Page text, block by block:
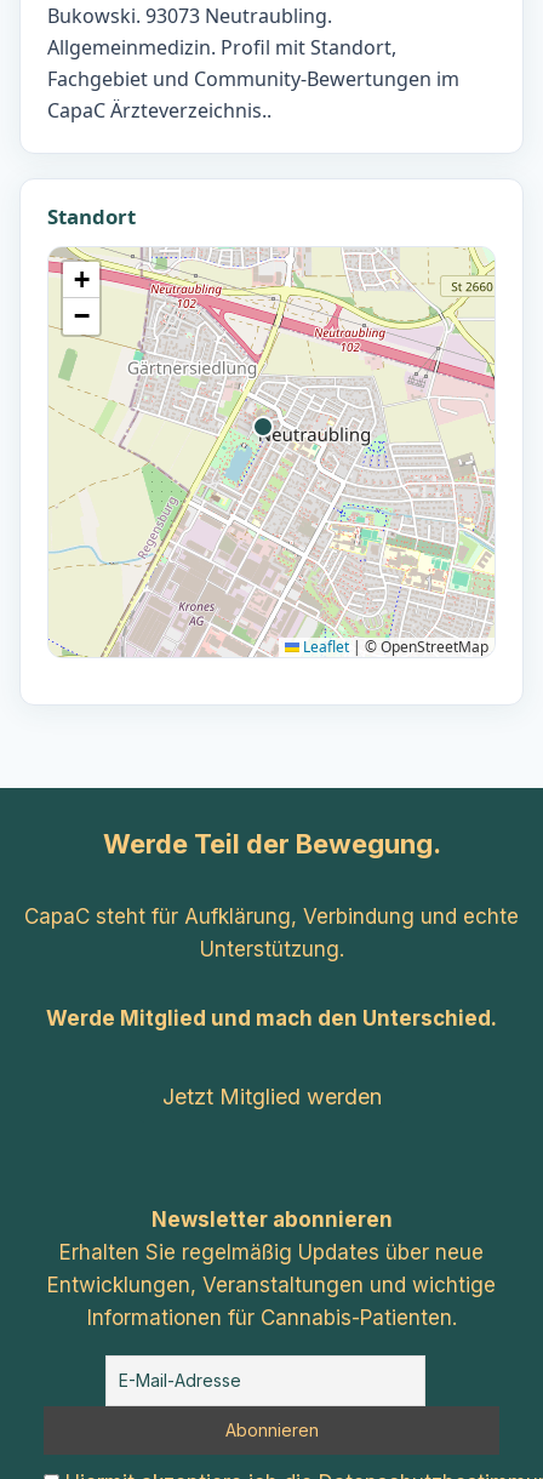
Bukowski. 93073 Neutraubling.
Allgemeinmedizin. Profil mit Standort,
Fachgebiet und Community-Bewertungen im
CapaC Ärzteverzeichnis..
Standort
+
−
Leaflet | © OpenStreetMap
Werde Teil der Bewegung.
CapaC steht für Aufklärung, Verbindung und echte
Unterstützung.
Werde Mitglied und mach den Unterschied.
Jetzt Mitglied werden
Newsletter abonnieren
Erhalten Sie regelmäßig Updates über neue
Entwicklungen, Veranstaltungen und wichtige
Informationen für Cannabis-Patienten.